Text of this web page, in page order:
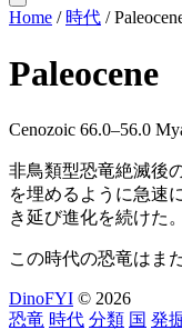
Home / 時代 /
Paleocene
Cenozoic 66.0–56.0
非鳥類型恐竜絶滅後
を埋めるように急速
き延び進化を続けた。
この時代の恐竜はま
DinoFYI © 2026
恐竜 時代 分類 国 発